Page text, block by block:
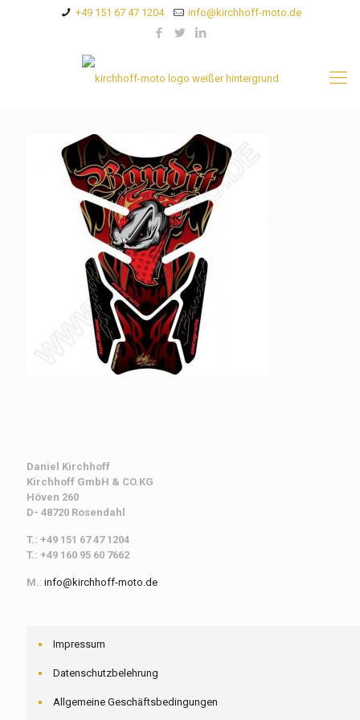
+49 151 67 47 1204 info@kirchhoff-moto.de
Daniel Kirchhoff
Kirchhoff GmbH & CO.KG
Höven 260
D- 48720 Rosendahl
T.: +49 151 67 47 1204
T.: +49 160 95 60 7662
M.: info@kirchhoff-moto.de
Impressum
Datenschutzbelehrung
Allgemeine Geschäftsbedingungen